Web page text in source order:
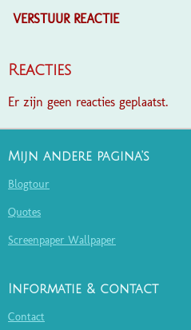
VERSTUUR REACTIE
Reacties
Er zijn geen reacties geplaatst.
Mijn andere pagina's
Blogtour
Quotes
Screenpaper Wallpaper
Informatie & contact
Contact